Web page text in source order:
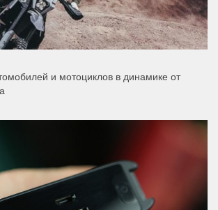
и мотоциклов в динамике от